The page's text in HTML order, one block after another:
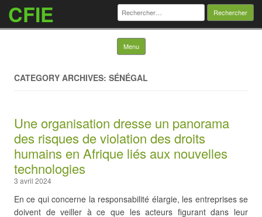
CFIE Rechercher :
Menu Skip to content
CATEGORY ARCHIVES: SÉNÉGAL
Une organisation dresse un panorama
des risques de violation des droits
humains en Afrique liés aux nouvelles
technologies
3 avril 2024
En ce qui concerne la responsabilité élargie, les entreprises se
doivent de veiller à ce que les acteurs figurant dans leur